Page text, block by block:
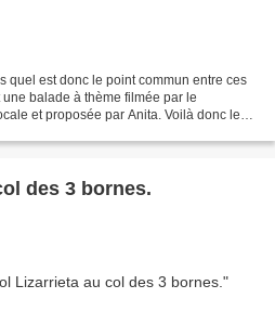
quel est donc le point commun entre ces
balade à thème filmée par le
et proposée par Anita. Voilà donc le
des 3 bornes.